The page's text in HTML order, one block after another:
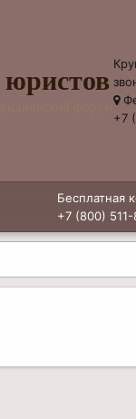
+7
Бесплатная
+7 (800)